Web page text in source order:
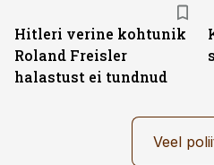
Hitleri verine kohtunik
Roland Freisler
halastust ei tundnud
Veel